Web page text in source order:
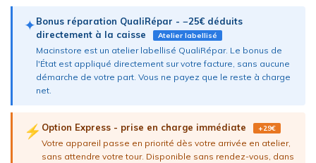
✦Bonus réparation QualiRépar - −25€ déduits
directement à la caisse
Atelier labellisé
Macinstore est un atelier labellisé QualiRépar. Le bonus de
l'État est appliqué directement sur votre facture, sans aucune
démarche de votre part. Vous ne payez que le reste à charge
net.
⚡ Option Express - prise en charge immédiate +29€
Votre appareil passe en priorité dès votre arrivée en atelier,
sans attendre votre tour. Disponible sans rendez-vous, dans